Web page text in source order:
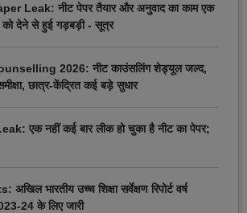
Leak: नीट पेपर तैयार और अनुवाद का काम एक
को देने से हुई गड़बड़ी - सूत्र
2026: नीट काउंसलिंग शेड्यूल जल्द,
छात्र-केंद्रित कई बड़े सुधार
एक नहीं कई बार लीक हो चुका है नीट का पेपर;
भारतीय उच्च शिक्षा सर्वेक्षण रिपोर्ट वर्ष
24 के लिए जारी